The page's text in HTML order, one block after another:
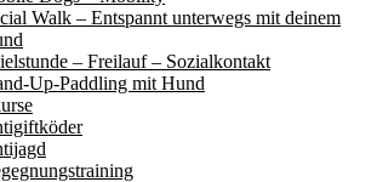
Walk – Entspannt unterwegs mit deinem
– Freilauf – Sozialkontakt
Up-Paddling mit Hund